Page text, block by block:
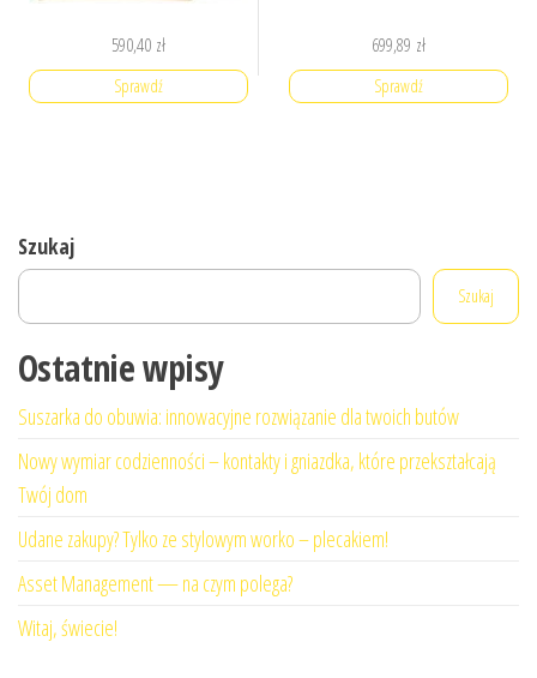
590,40 zł
Sprawdź
699,89 zł
Sprawdź
Szukaj
Szukaj
Ostatnie wpisy
Suszarka do obuwia: innowacyjne rozwiązanie dla twoich butów
Nowy wymiar codzienności – kontakty i gniazdka, które przekształcają
Twój dom
Udane zakupy? Tylko ze stylowym worko – plecakiem!
Asset Management — na czym polega?
Witaj, świecie!